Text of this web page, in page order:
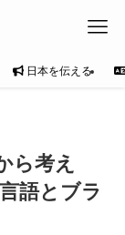
日本を伝える
ら考え
語とブラ